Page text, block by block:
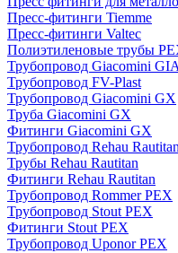
Пресс-фитинги Tiemme
Пресс-фитинги Valtec
Полиэтиленовые трубы
Трубопровод Giacomini
Трубопровод FV-Plast
Трубопровод Giacomini GX
Труба Giacomini GX
Фитинги Giacomini GX
Трубопровод Rehau Rautitan
Трубы Rehau Rautitan
Фитинги Rehau Rautitan
Трубопровод Rommer PEX
Трубопровод Stout PEX
Фитинги Stout PEX
Трубопровод Uponor PEX